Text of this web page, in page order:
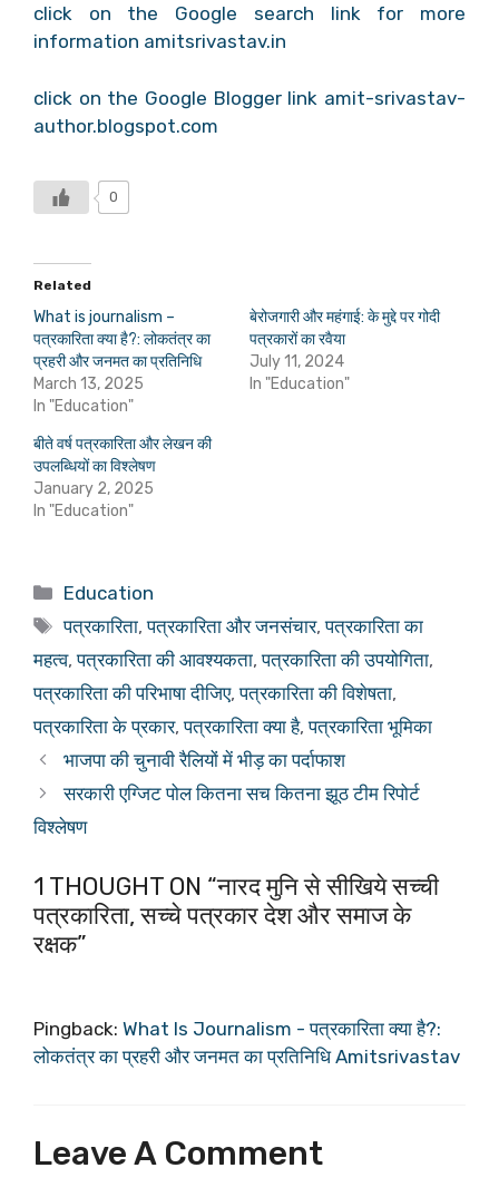
click on the Google search link for more
information amitsrivastav.in
click on the Google Blogger link amit-srivastav-
author.blogspot.com
0
Related
What is journalism –
पत्रकारिता क्या है?: लोकतंत्र का
प्रहरी और जनमत का प्रतिनिधि
March 13, 2025
In "Education"
बेरोजगारी और महंगाई: के मुद्दे पर गोदी
पत्रकारों का रवैया
July 11, 2024
In "Education"
बीते वर्ष पत्रकारिता और लेखन की
उपलब्धियों का विश्लेषण
January 2, 2025
In "Education"
Categories
Education
Tags
पत्रकारिता,पत्रकारिता और जनसंचार,पत्रकारिता का
महत्व,पत्रकारिता की आवश्यकता,पत्रकारिता की उपयोगिता,
पत्रकारिता की परिभाषा दीजिए,पत्रकारिता की विशेषता,
पत्रकारिता के प्रकार,पत्रकारिता क्या है,पत्रकारिता भूमिका
भाजपा की चुनावी रैलियों में भीड़ का पर्दाफाश
सरकारी एग्जिट पोल कितना सच कितना झूठ टीम रिपोर्ट
विश्लेषण
1 THOUGHT ON “नारद मुनि से सीखिये सच्ची
पत्रकारिता, सच्चे पत्रकार देश और समाज के
रक्षक”
Pingback: What Is Journalism - पत्रकारिता क्या है?:
लोकतंत्र का प्रहरी और जनमत का प्रतिनिधि Amitsrivastav
Leave A Comment